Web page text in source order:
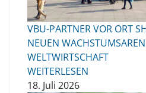
VBU-PARTNER VOR ORT
NEUEN
WELTWIRTSCHAFT
WEITERLESEN
18. Juli 2026